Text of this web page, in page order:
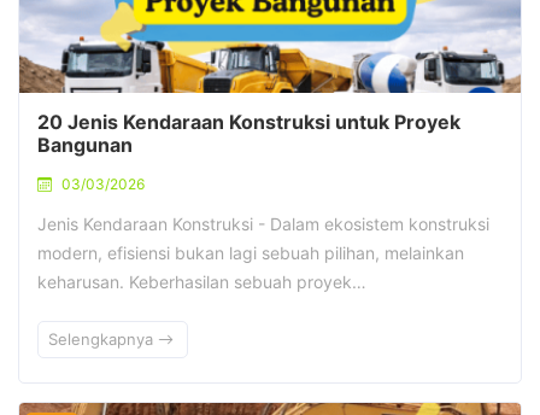
20 Jenis Kendaraan Konstruksi untuk Proyek
Bangunan
03/03/2026
Jenis Kendaraan Konstruksi - Dalam ekosistem konstruksi
modern, efisiensi bukan lagi sebuah pilihan, melainkan
keharusan. Keberhasilan sebuah proyek…
Selengkapnya